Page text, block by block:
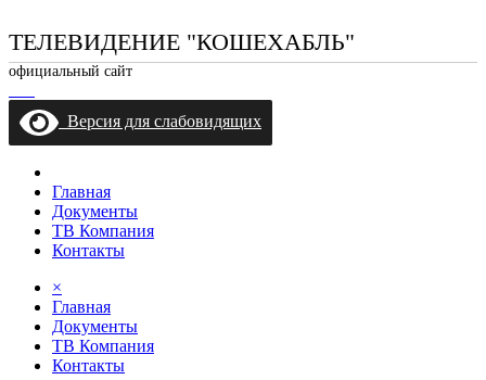
ТЕЛЕВИДЕНИЕ "КОШЕХАБЛЬ"
официальный сайт
Версия для слабовидящих
Главная
Документы
ТВ Компания
Контакты
×
Главная
Документы
ТВ Компания
Контакты